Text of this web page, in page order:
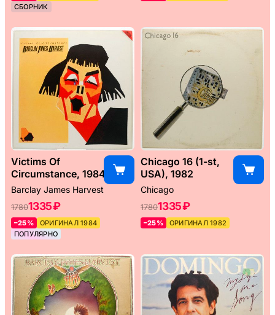
СБОРНИК
Victims Of
Circumstance, 1984
Barclay James Harvest
17801335 ₽
–25%
ОРИГИНАЛ 1984
ПОПУЛЯРНО
Chicago 16 (1-st,
USA), 1982
Chicago
17801335 ₽
–25% ОРИГИНАЛ 1982